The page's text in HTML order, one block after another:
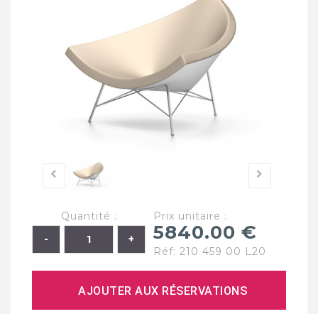
Quantité : Prix unitaire :
5840.00 €
Réf: 210 459 00 L20
AJOUTER AUX RÉSERVATIONS